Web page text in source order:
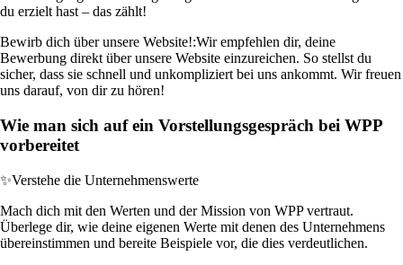
du erzielt hast – das zählt!
Bewirb dich über unsere Website!:Wir empfehlen dir, deine
Bewerbung direkt über unsere Website einzureichen. So stellst du
sicher, dass sie schnell und unkompliziert bei uns ankommt. Wir freuen
uns darauf, von dir zu hören!
Wie man sich auf ein Vorstellungsgespräch bei WPP
vorbereitet
✨Verstehe die Unternehmenswerte
Mach dich mit den Werten und der Mission von WPP vertraut.
Überlege dir, wie deine eigenen Werte mit denen des Unternehmens
übereinstimmen und bereite Beispiele vor, die dies verdeutlichen.